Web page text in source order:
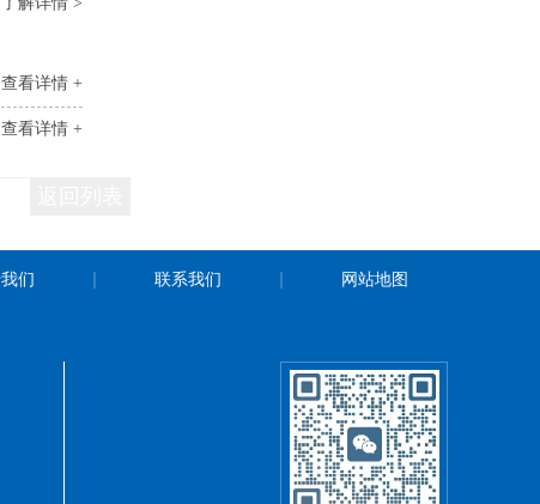
查看详情 +
查看详情 +
们 联系我们 网站地图